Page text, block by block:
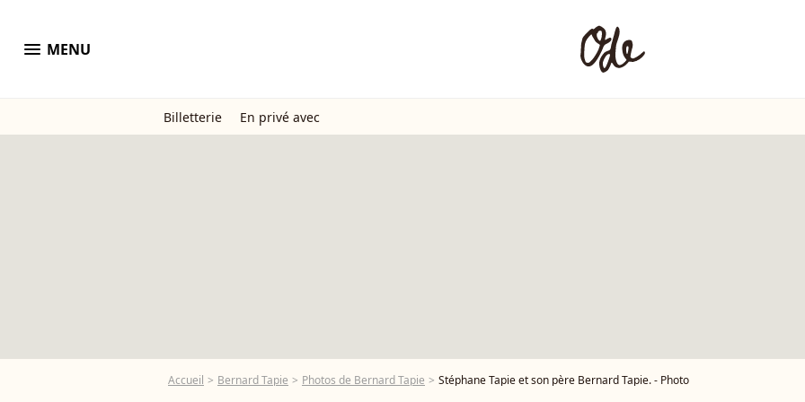
menu MENU
Billetterie En privé avec
Accueil Bernard Tapie Photos de Bernard Tapie Stéphane Tapie et son père Bernard Tapie. - Photo